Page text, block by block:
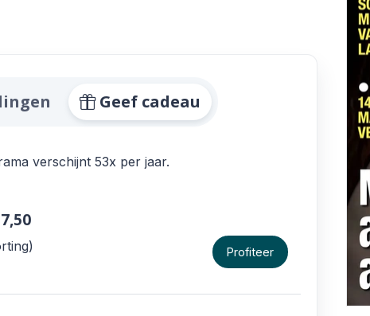
Aanbiedingen
Geef cadeau
verschijnt 53x per jaar.
Profiteer